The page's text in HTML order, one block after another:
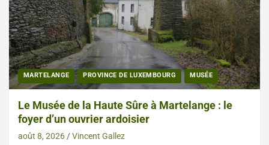
MARTELANGE PROVINCE DE LUXEMBOURG MUSÉE
Le Musée de la Haute Sûre à Martelange : le
foyer d’un ouvrier ardoisier
août 8, 2026 Vincent Gallez